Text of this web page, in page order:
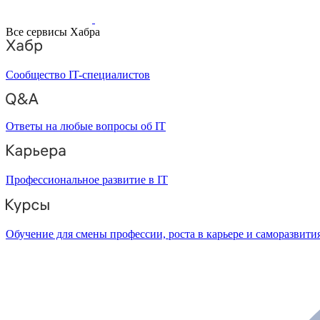
Все сервисы Хабра
Сообщество IT-специалистов
Ответы на любые вопросы об IT
Профессиональное развитие в IT
Обучение для смены профессии, роста в карьере и